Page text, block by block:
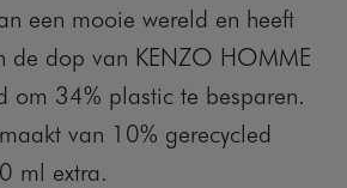
een mooie wereld en heeft
de dop van KENZO HOMME
om 34% plastic te besparen.
van 10% gerecycled
ml extra.